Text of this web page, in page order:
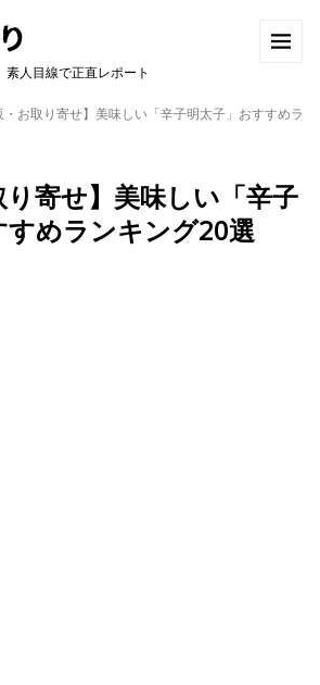
人目線で正直レポート
・お取り寄せ】美味しい「辛子明太子」おすすめラ
り寄せ】美味しい「辛子
すめランキング20選